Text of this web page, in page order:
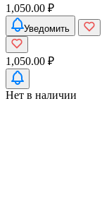
1,050.00 ₽
Уведомить
1,050.00 ₽
Нет в наличии